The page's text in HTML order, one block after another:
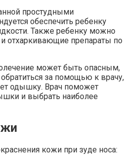
простудными
обеспечить ребенку
Также ребенку можно
отхаркивающие препараты по
может быть опасным,
за помощью к врачу,
одышку. Врач поможет
и выбрать наиболее
кожи при зуде носа: